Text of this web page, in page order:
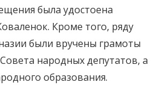
была удостоена
Кроме того, ряду
были вручены грамоты
народных депутатов, а
образования.